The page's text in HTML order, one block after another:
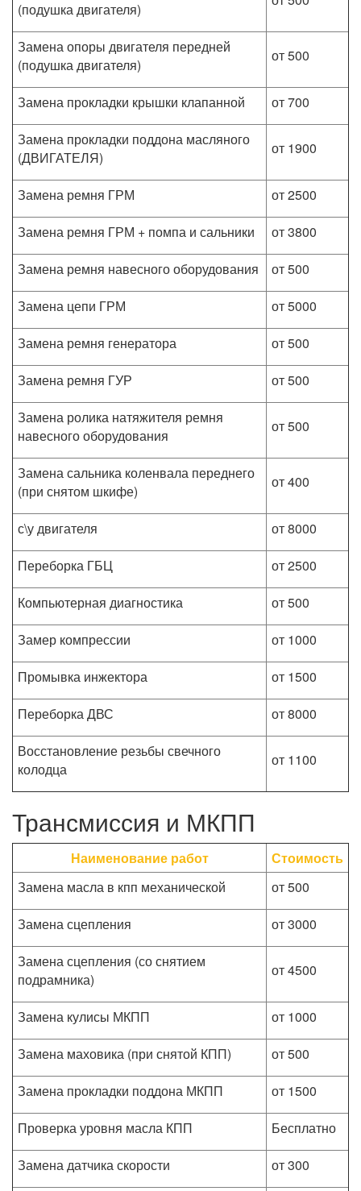
(подушка двигателя)
Замена опоры двигателя передней
(подушка двигателя)
от 500
Замена прокладки крышки клапанной
от 700
Замена прокладки поддона масляного
(ДВИГАТЕЛЯ)
от 1900
Замена ремня ГРМ
от 2500
Замена ремня ГРМ + помпа и сальники
от 3800
Замена ремня навесного оборудования
от 500
Замена цепи ГРМ
от 5000
Замена ремня генератора
от 500
Замена ремня ГУР
от 500
Замена ролика натяжителя ремня
навесного оборудования
от 500
Замена сальника коленвала переднего
(при снятом шкифе)
от 400
с\у двигателя
от 8000
Переборка ГБЦ
от 2500
Компьютерная диагностика
от 500
Замер компрессии
от 1000
Промывка инжектора
от 1500
Переборка ДВС
от 8000
Восстановление резьбы свечного
колодца
от 1100
Трансмиссия и МКПП
Наименование работ
Стоимость
Замена масла в кпп механической
от 500
Замена сцепления
от 3000
Замена сцепления (со снятием
подрамника)
от 4500
Замена кулисы МКПП
от 1000
Замена маховика (при снятой КПП)
от 500
Замена прокладки поддона МКПП
от 1500
Проверка уровня масла КПП
Бесплатно
Замена датчика скорости
от 300